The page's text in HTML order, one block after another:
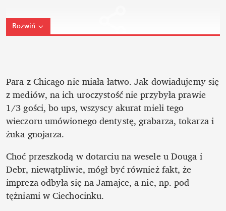
Rozwiń
Para z Chicago nie miała łatwo. Jak dowiadujemy się
z mediów, na ich uroczystość nie przybyła prawie
1/3 gości, bo ups, wszyscy akurat mieli tego
wieczoru umówionego dentystę, grabarza, tokarza i
żuka gnojarza.
Choć przeszkodą w dotarciu na wesele u Douga i
Debr, niewątpliwie, mógł być również fakt, że
impreza odbyła się na Jamajce, a nie, np. pod
tężniami w Ciechocinku.